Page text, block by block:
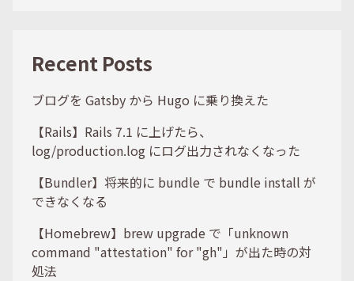
Recent Posts
ブログを Gatsby から Hugo に乗り換えた
【Rails】Rails 7.1 に上げたら、
log/production.log にログ出力されなくなった
【Bundler】将来的に bundle で bundle install が
できなくなる
【Homebrew】brew upgrade で「unknown
command "attestation" for "gh"」が出た時の対
処法